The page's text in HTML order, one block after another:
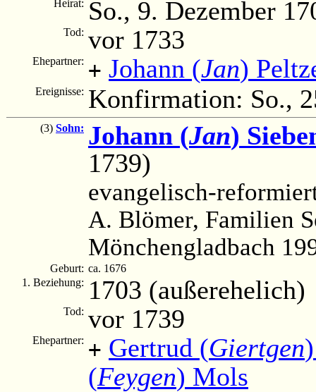
Heirat: So., 9. Dezember
Tod: vor 1733
Ehepartner: + Johann (Jan)
Ereignisse: Konfirmation: So.,
(3) Sohn: Johann (Jan)
1739)
evangelisch-
A. Blömer, Familien
Mönchengladbach
Geburt: ca. 1676
1. Beziehung: 1703 (außerehelich)
Tod: vor 1739
Ehepartner: + Gertrud (Giertgen
(Feygen) Mols